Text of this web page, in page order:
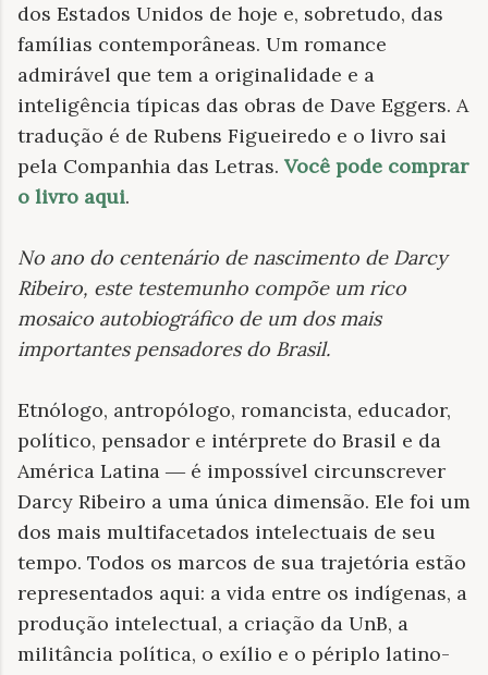
dos Estados Unidos de hoje e, sobretudo, das
famílias contemporâneas. Um romance
admirável que tem a originalidade e a
inteligência típicas das obras de Dave Eggers. A
tradução é de Rubens Figueiredo e o livro sai
pela Companhia das Letras. Você pode comprar
o livro aqui.
No ano do centenário de nascimento de Darcy
Ribeiro, este testemunho compõe um rico
mosaico autobiográfico de um dos mais
importantes pensadores do Brasil.
Etnólogo, antropólogo, romancista, educador,
político, pensador e intérprete do Brasil e da
América Latina ― é impossível circunscrever
Darcy Ribeiro a uma única dimensão. Ele foi um
dos mais multifacetados intelectuais de seu
tempo. Todos os marcos de sua trajetória estão
representados aqui: a vida entre os indígenas, a
produção intelectual, a criação da UnB, a
militância política, o exílio e o périplo latino-